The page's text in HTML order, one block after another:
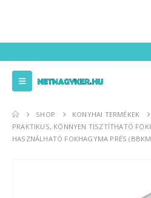
SHOP
KONYHAI TERMÉKEK
PRAKTIKUS, KÖNNYEN TISZTÍTHATÓ
HASZNÁLHATÓ FOKHAGYMA PRÉS